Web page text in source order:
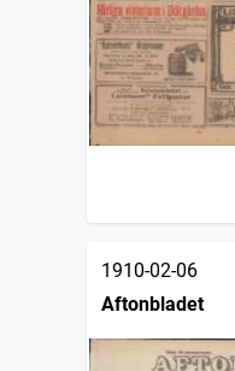
1910-02-06
Aftonbladet